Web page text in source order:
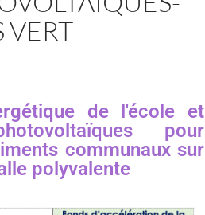
de l'école et
pour
communaux sur
polyvalente
Le